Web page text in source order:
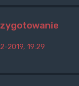
2019, 19:29